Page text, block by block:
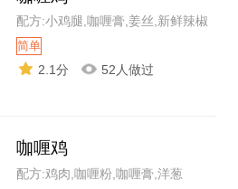
配方:小鸡腿,咖喱膏,姜丝,新鲜辣椒
简单
2.1分 52人做过
咖喱鸡
配方:鸡肉,咖喱粉,咖喱膏,洋葱